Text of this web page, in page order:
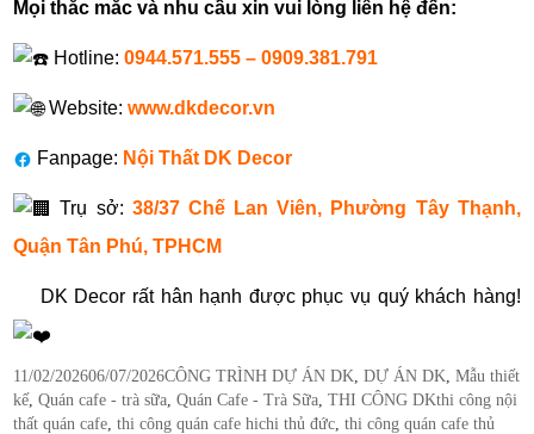
Mọi thắc mắc và nhu cầu xin vui lòng liên hệ đến:
Hotline:0944.571.555 – 0909.381.791
Website:www.dkdecor.vn
Fanpage: Nội Thất DK Decor
Trụ sở: 38/37 Chế Lan Viên, Phường Tây Thạnh,
Quận Tân Phú, TPHCM
DK Decor rất hân hạnh được phục vụ quý khách hàng!
Posted
on
11/02/202606/07/2026Categories
CÔNG TRÌNH DỰ ÁN DK ,DỰ ÁN DK ,Mẫu thiết
kế ,Quán cafe - trà sữa ,Quán Cafe - Trà Sữa ,THI CÔNG DKTags
thi công nội
thất quán cafe ,thi công quán cafe hichi thủ đức ,thi công quán cafe thủ